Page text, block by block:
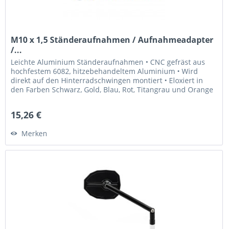
M10 x 1,5 Ständeraufnahmen / Aufnahmeadapter
/...
Leichte Aluminium Ständeraufnahmen • CNC gefräst aus
hochfestem 6082, hitzebehandeltem Aluminium • Wird
direkt auf den Hinterradschwingen montiert • Eloxiert in
den Farben Schwarz, Gold, Blau, Rot, Titangrau und Orange
15,26 €
Merken